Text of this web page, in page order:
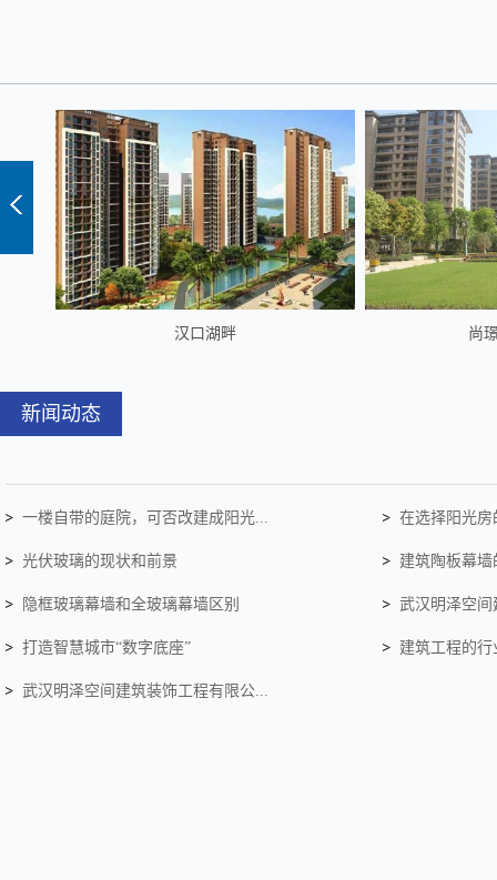
汉口湖畔 尚
新闻动态
一楼自带的庭院，可否改建成阳光... 在选择阳光
光伏玻璃的现状和前景 建筑陶板幕
隐框玻璃幕墙和全玻璃幕墙区别 武汉明泽空
打造智慧城市“数字底座” 建筑工程的行
武汉明泽空间建筑装饰工程有限公...